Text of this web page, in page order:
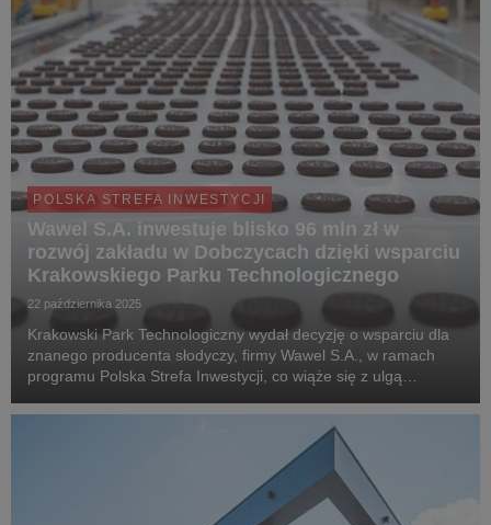
POLSKA STREFA INWESTYCJI
Wawel S.A. inwestuje blisko 96 mln zł w
rozwój zakładu w Dobczycach dzięki wsparciu
Krakowskiego Parku Technologicznego
22 października 2025
Krakowski Park Technologiczny wydał decyzję o wsparciu dla
znanego producenta słodyczy, firmy Wawel S.A., w ramach
programu Polska Strefa Inwestycji, co wiąże się z ulgą
zrealizuje inwestycję o wartości ponad 95,9 mln z...